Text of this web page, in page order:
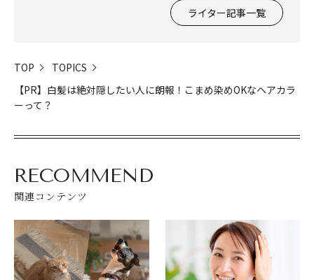
ライター記事一覧
TOP
TOPICS
【PR】白髪は絶対隠したい人に朗報！こまめ染めOKなヘアカラ
ーって？
RECOMMEND
関連コンテンツ